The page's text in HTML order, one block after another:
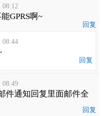
08:12
GPRS啊~
回复
08:44
回复
08:49
件通知回复里面邮件全
回复